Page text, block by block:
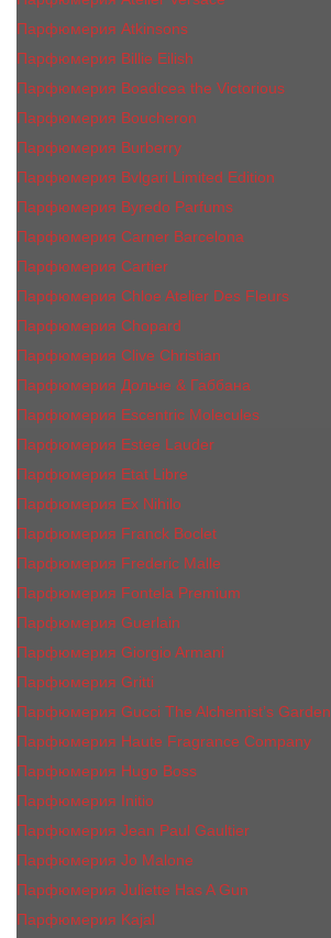
Парфюмерия Atkinsons
Парфюмерия Billie Eilish
Парфюмерия Boadicea the Victorious
Парфюмерия Boucheron
Парфюмерия Burberry
Парфюмерия Bvlgari Limited Edition
Парфюмерия Byredo Parfums
Парфюмерия Carner Barcelona
Парфюмерия Cartier
Парфюмерия Chloe Atelier Des Fleurs
Парфюмерия Сhopard
Парфюмерия Clive Christian
Парфюмерия Дольче & Габбана
Парфюмерия Escentric Molecules
Парфюмерия Estee Lаudеr
Парфюмерия Etat Libre
Парфюмерия Ex Nihilo
Парфюмерия Franck Boclet
Парфюмерия Frеderic Mаlle
Парфюмерия Fontela Premium
Парфюмерия Guerlain
Парфюмерия Giorgio Armani
Парфюмерия Gritti
Парфюмерия Gucci The Alchemist’s Garden.
Парфюмерия Haute Fragrance Company
Парфюмерия Hugo Boss
Парфюмерия Initio
Парфюмерия Jean Paul Gaultier
Парфюмерия Jо Malоnе
Парфюмерия Juliette Has A Gun
Парфюмерия Kajal